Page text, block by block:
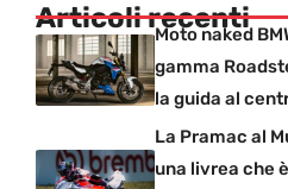
Articoli recenti
Moto naked
gamma
la guida al
La Pramac al
una livrea che